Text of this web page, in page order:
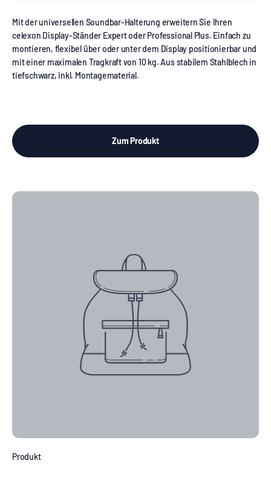
Mit der universellen Soundbar-Halterung erweitern Sie Ihren
celexon Display-Ständer Expert oder Professional Plus. Einfach zu
montieren, flexibel über oder unter dem Display positionierbar und
mit einer maximalen Tragkraft von 10 kg. Aus stabilem Stahlblech in
tiefschwarz, inkl. Montagematerial.
Zum Produkt
Produkt